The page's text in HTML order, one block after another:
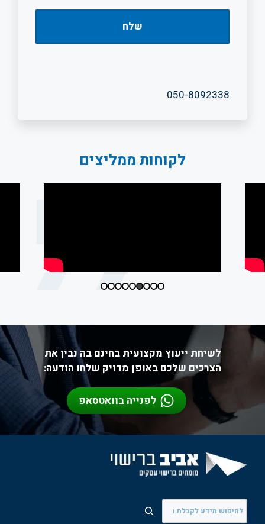
050-8092338
לקוחות ממליצים
לשיחת ייעוץ מקצועית בחינם בה נבין את
הצרכים שלכם באופן מדויק שלחו הודעה:
לפנייה בוואטסאפ
חיפוש